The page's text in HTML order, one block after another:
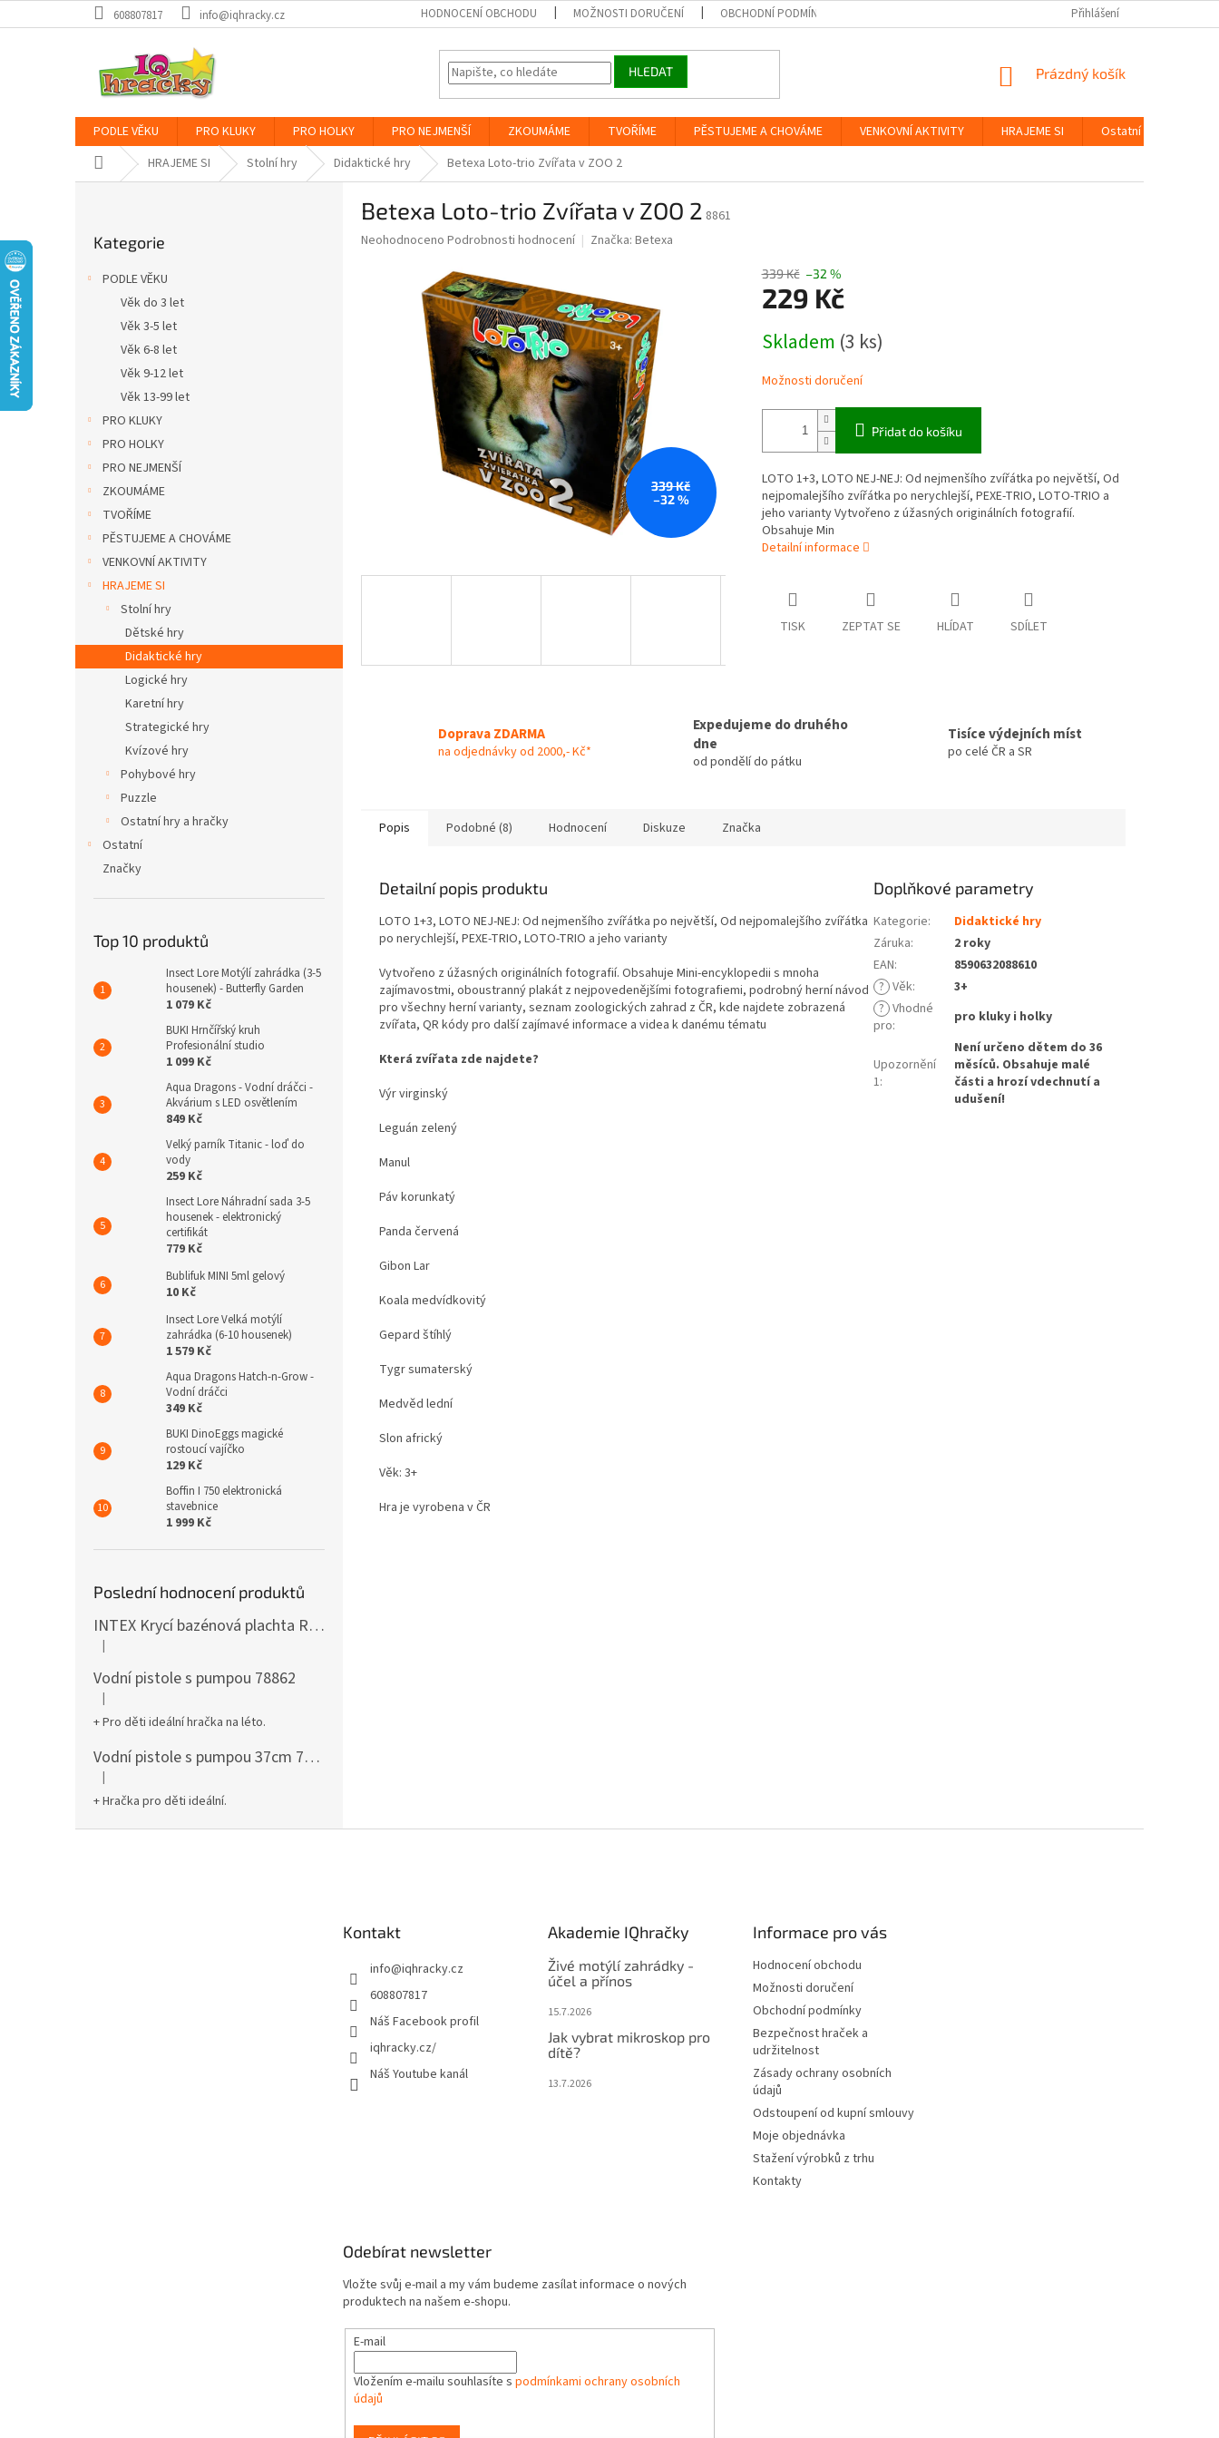
na
608807817 info@iqhracky.cz HODNOCENÍ OBCHODU MOŽNOSTI DORUČENÍ OBCHODNÍ PODMÍNKY ZÁSADY OCHRANY
Přihlášení
HLEDAT
NÁKUPNÍ
Prázdný košík
PODLE VĚKU PRO KLUKY PRO HOLKY PRO NEJMENŠÍ ZKOUMÁME TVOŘÍME PĚSTUJEME A CHOVÁME VENKOVNÍ AKTIVITY HRAJEME SI Ostatní
Domů HRAJEME SI Stolní hry Didaktické hry Betexa Loto-trio Zvířata v ZOO 2
kategorie
Kategorie
PODLE VĚKU
Věk do 3 let
Věk 3-5 let
Věk 6-8 let
Věk 9-12 let
Věk 13-99 let
PRO KLUKY
PRO HOLKY
PRO NEJMENŠÍ
ZKOUMÁME
TVOŘÍME
PĚSTUJEME A CHOVÁME
VENKOVNÍ AKTIVITY
HRAJEME SI
Stolní hry
Dětské hry
Didaktické hry
Logické hry
Karetní hry
Strategické hry
Kvízové hry
Pohybové hry
Puzzle
Ostatní hry a hračky
Ostatní
Značky
Top 10 produktů
Insect Lore Motýlí zahrádka (3-5
housenek) - Butterfly Garden
1 079 Kč
BUKI Hrnčířský kruh
Profesionální studio
1 099 Kč
Aqua Dragons - Vodní dráčci -
Akvárium s LED osvětlením
849 Kč
Velký parník Titanic - loď do
vody
259 Kč
Insect Lore Náhradní sada 3-5
housenek - elektronický
certifikát
779 Kč
Bublifuk MINI 5ml gelový
10 Kč
Insect Lore Velká motýlí
zahrádka (6-10 housenek)
1 579 Kč
Aqua Dragons Hatch-n-Grow -
Vodní dráčci
349 Kč
BUKI DinoEggs magické
rostoucí vajíčko
129 Kč
Boffin I 750 elektronická
stavebnice
1 999 Kč
Poslední hodnocení produktů
INTEX Krycí bazénová plachta Round 305cm 28030
Hodnocení produktu je 5 z 5 hvězdiček.
|
Vodní pistole s pumpou 78862
Hodnocení produktu je 5 z 5 hvězdiček.
|
+ Pro děti ideální hračka na léto.
Vodní pistole s pumpou 37cm 78961
Hodnocení produktu je 5 z 5 hvězdiček.
|
+ Hračka pro děti ideální.
Betexa Loto-trio Zvířata v ZOO 2 8861
Průměrné
Neohodnoceno Podrobnosti hodnocení Značka: Betexa
339 Kč
–32 %
339 Kč –32 %
229 Kč
cena:
Skladem (3 ks)
Možnosti doručení
Přidat do košíku
LOTO 1+3, LOTO NEJ-NEJ: Od nejmenšího zvířátka po největší, Od
nejpomalejšího zvířátka po nerychlejší, PEXE-TRIO, LOTO-TRIO a
jeho varianty Vytvořeno z úžasných originálních fotografií.
Obsahuje Min
Detailní informace
TISK ZEPTAT SE HLÍDAT SDÍLET
Doprava ZDARMA
na odjednávky od 2000,- Kč*
Expedujeme do druhého
dne
od pondělí do pátku
Tisíce výdejních míst
po celé ČR a SR
Popis Podobné (8) Hodnocení Diskuze Značka
Detailní popis produktu
LOTO 1+3, LOTO NEJ-NEJ: Od nejmenšího zvířátka po největší, Od nejpomalejšího zvířátka
po nerychlejší, PEXE-TRIO, LOTO-TRIO a jeho varianty
Vytvořeno z úžasných originálních fotografií. Obsahuje Mini-encyklopedii s mnoha
zajímavostmi, oboustranný plakát z nejpovedenějšími fotografiemi, podrobný herní návod
pro všechny herní varianty, seznam zoologických zahrad z ČR, kde najdete zobrazená
zvířata, QR kódy pro další zajímavé informace a videa k danému tématu
Která zvířata zde najdete?
Výr virginský
Leguán zelený
Manul
Páv korunkatý
Panda červená
Gibon Lar
Koala medvídkovitý
Gepard štíhlý
Tygr sumaterský
Medvěd lední
Slon africký
Věk: 3+
Hra je vyrobena v ČR
Doplňkové parametry
Kategorie:
Didaktické hry
Záruka:
2 roky
EAN:
8590632088610
? Věk:
3+
? Vhodné
pro: pro kluky i holky
Upozornění
1:
Není určeno dětem do 36
měsíců. Obsahuje malé
části a hrozí vdechnutí a
udušení!
Kontakt
info@iqhracky.cz
608807817
Náš Facebook profil
iqhracky.cz/
Náš Youtube kanál
Akademie IQhračky
Živé motýlí zahrádky -
účel a přínos
15.7.2026
Jak vybrat mikroskop pro
dítě?
13.7.2026
Informace pro vás
Hodnocení obchodu
Možnosti doručení
Obchodní podmínky
Bezpečnost hraček a
udržitelnost
Zásady ochrany osobních
údajů
Odstoupení od kupní smlouvy
Moje objednávka
Stažení výrobků z trhu
Kontakty
Odebírat newsletter
Vložte svůj e-mail a my vám budeme zasílat informace o nových
produktech na našem e-shopu.
E-mail
Vložením e-mailu souhlasíte s podmínkami ochrany osobních
údajů